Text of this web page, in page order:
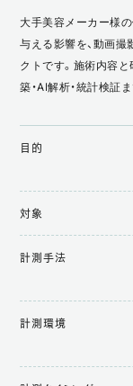
大手美容メーカー様
与える影響を、動画
クトです。施術内容
築・AI解析・統計検証
目的
対象
計測手法
計測環境